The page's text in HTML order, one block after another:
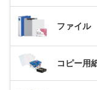
ファイル
コピー用